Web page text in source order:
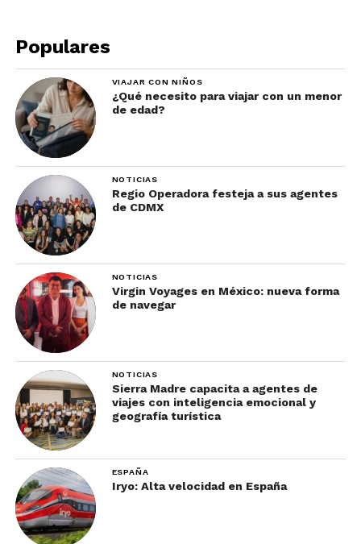
Populares
VIAJAR CON NIÑOS
¿Qué necesito para viajar con un menor
de edad?
NOTICIAS
Regio Operadora festeja a sus agentes
de CDMX
NOTICIAS
Virgin Voyages en México: nueva forma
de navegar
NOTICIAS
Sierra Madre capacita a agentes de
viajes con inteligencia emocional y
geografía turística
ESPAÑA
Iryo: Alta velocidad en España